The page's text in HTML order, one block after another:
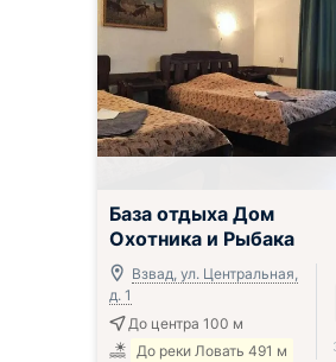
База отдыха Дом
Охотника и Рыбака
Взвад, ул. Центральная,
д. 1
До центра 100 м
До реки Ловать 491 м